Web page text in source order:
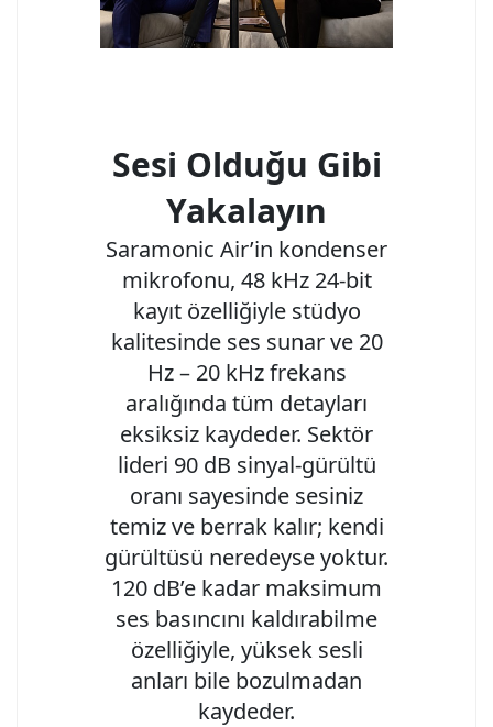
Sesi Olduğu Gibi
Yakalayın
Saramonic Air’in kondenser
mikrofonu, 48 kHz 24-bit
kayıt özelliğiyle stüdyo
kalitesinde ses sunar ve 20
Hz – 20 kHz frekans
aralığında tüm detayları
eksiksiz kaydeder. Sektör
lideri 90 dB sinyal-gürültü
oranı sayesinde sesiniz
temiz ve berrak kalır; kendi
gürültüsü neredeyse yoktur.
120 dB’e kadar maksimum
ses basıncını kaldırabilme
özelliğiyle, yüksek sesli
anları bile bozulmadan
kaydeder.